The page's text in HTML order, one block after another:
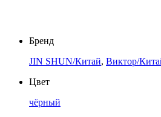
Бренд
JIN SHUN/Китай, Виктор/
Цвет
чёрный